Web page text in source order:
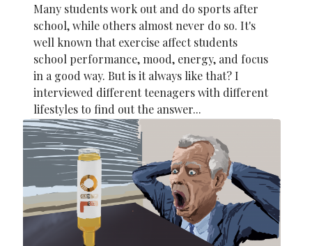
Many students work out and do sports after
school, while others almost never do so. It's
well known that exercise affect students
school performance, mood, energy, and focus
in a good way. But is it always like that? I
interviewed different teenagers with different
lifestyles to find out the answer...